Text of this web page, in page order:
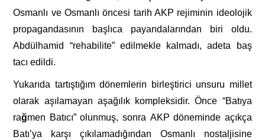
Osmanlı veOsmanlı öncesi tarih AKP rejiminin ideolojik
propagandasının başlıca payandalarından
biri
oldu.
Abdülhamid
“rehabilite” edilmekle kalmadı, adeta
baş
tacı edildi.
Yukarıda tartıştığım dönemlerin birleştirici unsuru millet
olarak aşılamayan aşağılık kompleksidir. Önce “Batıya
rağmen Batıcı” olunmuş, sonra AKP döneminde açıkça
Batı’ya
karşı çıkı lamadığından Osmanlı
nostaljisine